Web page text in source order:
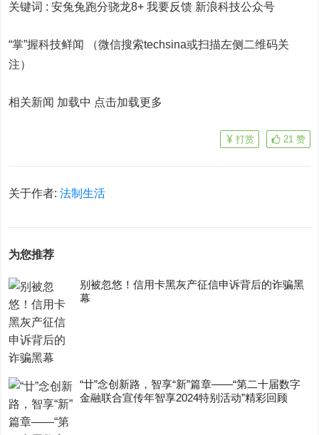
关键词 :安兔兔跑分骁龙8+ 我要反馈 新浪科技公众号
“掌”握科技鲜闻 （微信搜索techsina或扫描左侧二维码关
注）
相关新闻 加载中 点击加载更多
21 赞
打赏
关于作者:法制生活
为您推荐
别被忽悠！信用卡黑灰产征信申诉背后的诈骗黑
幕
“廿”念创新路，智享“新”篇章——“第二十届数字
金融联合宣传年智享2024特别活动”精彩回顾